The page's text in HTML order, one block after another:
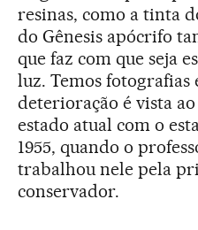
resinas, como a tinta
do Gênesis apócrifo
que faz com que seja
luz. Temos fotografias
deterioração é vista
estado atual com o
1955, quando o
trabalhou nele pela
conservador.